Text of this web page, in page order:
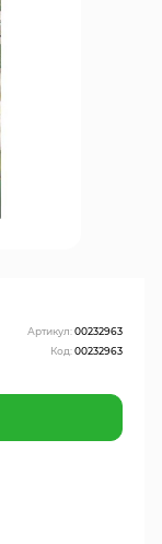
Артикул:00232963
Код:00232963